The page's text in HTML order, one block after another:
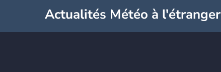
Actualités Météo à l'étranger